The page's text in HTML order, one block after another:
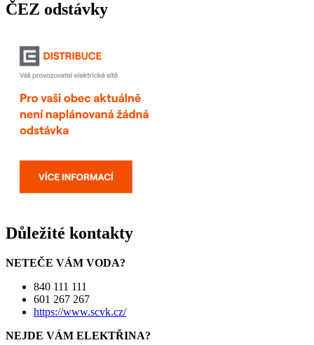
ČEZ odstávky
Důležité kontakty
NETEČE VÁM VODA?
840 111 111
601 267 267
https://www.scvk.cz/
NEJDE VÁM ELEKTŘINA?